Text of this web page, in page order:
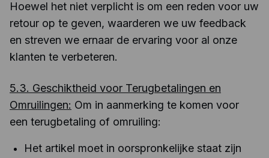
Hoewel het niet verplicht is om een reden voor uw
retour op te geven, waarderen we uw feedback
en streven we ernaar de ervaring voor al onze
klanten te verbeteren.
5.3. Geschiktheid voor Terugbetalingen en
Omruilingen: Om in aanmerking te komen voor
een terugbetaling of omruiling:
Het artikel moet in oorspronkelijke staat zijn